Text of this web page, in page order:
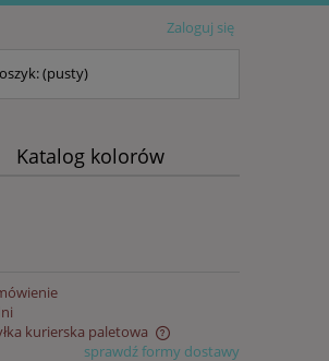
Zaloguj się
(pusty)
Katalog kolorów
kurierska paletowa
sprawdź formy dostawy